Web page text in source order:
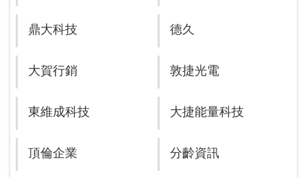
鼎大科技 德久
大賀行銷 敦捷光電
東維成科技 大捷能量科技
頂倫企業 分齡資訊